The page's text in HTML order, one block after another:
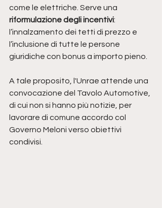
come le elettriche. Serve una
riformulazione degli incentivi:
l’innalzamento dei tetti di prezzo e
l’inclusione di tutte le persone
giuridiche con bonus a importo pieno.
A tale proposito, l'Unrae attende una
convocazione del Tavolo Automotive,
di cui non si hanno più notizie, per
lavorare di comune accordo col
Governo Meloni verso obiettivi
condivisi.